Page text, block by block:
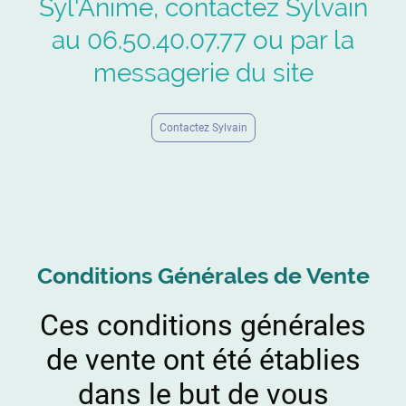
Syl'Anime, contactez Sylvain
au 06.50.40.07.77 ou par la
messagerie du site
Contactez Sylvain
Conditions Générales de Vente
Ces conditions générales
de vente ont été établies
dans le but de vous